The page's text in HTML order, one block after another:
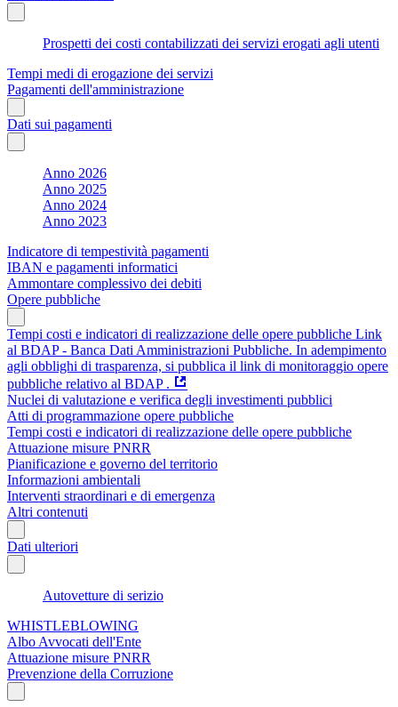
Prospetti dei costi contabilizzati dei servizi erogati agli utenti
Tempi medi di erogazione dei servizi
Pagamenti dell'amministrazione
Dati sui pagamenti
Anno 2026
Anno 2025
Anno 2024
Anno 2023
Indicatore di tempestività pagamenti
IBAN e pagamenti informatici
Ammontare complessivo dei debiti
Opere pubbliche
Tempi costi e indicatori di realizzazione delle opere pubbliche Link
al BDAP - Banca Dati Amministrazioni Pubbliche. In adempimento
agli obblighi di trasparenza, si pubblica il link di monitoraggio opere
pubbliche relativo al BDAP .
Nuclei di valutazione e verifica degli investimenti pubblici
Atti di programmazione opere pubbliche
Tempi costi e indicatori di realizzazione delle opere pubbliche
Attuazione misure PNRR
Pianificazione e governo del territorio
Informazioni ambientali
Interventi straordinari e di emergenza
Altri contenuti
Dati ulteriori
Autovetture di serizio
WHISTLEBLOWING
Albo Avvocati dell'Ente
Attuazione misure PNRR
Prevenzione della Corruzione